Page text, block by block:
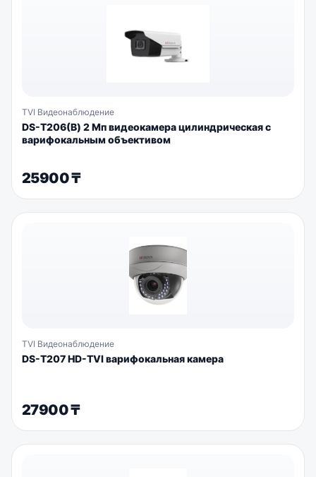
TVI Видеонаблюдение
DS-T206(В) 2 Мп видеокамера цилиндрическая с
варифокальным объективом
25900₸
TVI Видеонаблюдение
DS-T207 HD-TVI варифокальная камера
27900₸